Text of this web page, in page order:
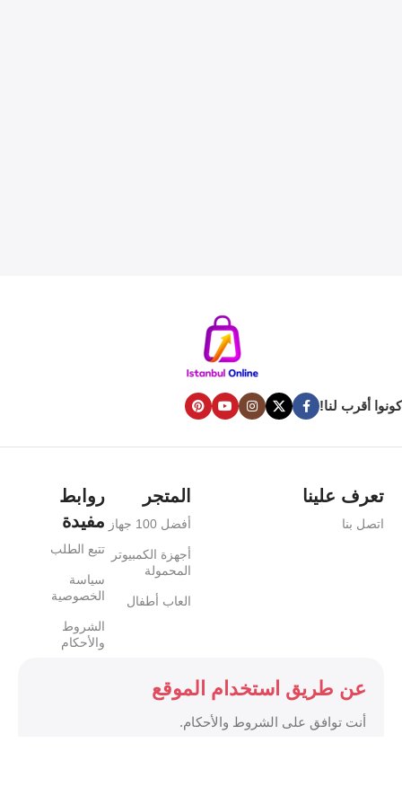
كونوا أقرب لنا!
تعرف علينا
اتصل بنا
المتجر
أفضل 100 جهاز
أجهزة الكمبيوتر
المحمولة
العاب أطفال
روابط
مفيدة
تتبع الطلب
سياسة
الخصوصية
الشروط
والأحكام
عن طريق استخدام الموقع
أنت توافق على الشروط والأحكام.